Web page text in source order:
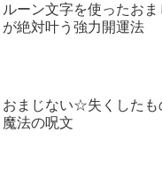
ルーン文字を使ったお
が絶対叶う強力開運法
おまじない☆失くしたも
魔法の呪文